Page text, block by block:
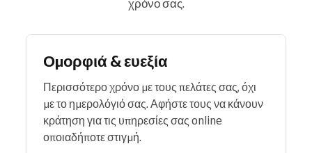
χρόνο σας.
Ομορφιά & ευεξία
Περισσότερο χρόνο με τους πελάτες σας, όχι
με το ημερολόγιό σας. Αφήστε τους να κάνουν
κράτηση για τις υπηρεσίες σας online
οποιαδήποτε στιγμή.